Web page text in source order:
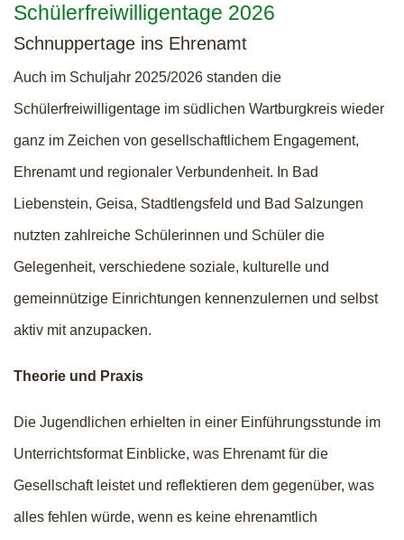
Schülerfreiwilligentage 2026
Schnuppertage ins Ehrenamt
Auch im Schuljahr 2025/2026 standen die
Schülerfreiwilligentage im südlichen Wartburgkreis wieder
ganz im Zeichen von gesellschaftlichem Engagement,
Ehrenamt und regionaler Verbundenheit. In Bad
Liebenstein, Geisa, Stadtlengsfeld und Bad Salzungen
nutzten zahlreiche Schülerinnen und Schüler die
Gelegenheit, verschiedene soziale, kulturelle und
gemeinnützige Einrichtungen kennenzulernen und selbst
aktiv mit anzupacken.
Theorie und Praxis
Die Jugendlichen erhielten in einer Einführungsstunde im
Unterrichtsformat Einblicke, was Ehrenamt für die
Gesellschaft leistet und reflektieren dem gegenüber, was
alles fehlen würde, wenn es keine ehrenamtlich